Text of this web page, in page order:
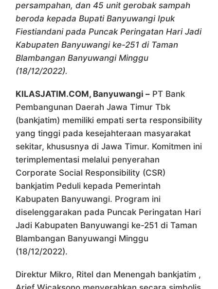
persampahan, dan 45 unit gerobak sampah
beroda kepada Bupati Banyuwangi Ipuk
Fiestiandani pada Puncak Peringatan Hari Jadi
Kabupaten Banyuwangi ke-251 di Taman
Blambangan Banyuwangi Minggu
(18/12/2022).
KILASJATIM.COM, Banyuwangi – PT Bank
Pembangunan Daerah Jawa Timur Tbk
(bankjatim) memiliki empati serta responsibility
yang tinggi pada kesejahteraan masyarakat
sekitar, khususnya di Jawa Timur. Komitmen ini
terimplementasi melalui penyerahan
Corporate Social Responsibility (CSR)
bankjatim Peduli kepada Pemerintah
Kabupaten Banyuwangi. Program ini
diselenggarakan pada Puncak Peringatan Hari
Jadi Kabupaten Banyuwangi ke-251 di Taman
Blambangan Banyuwangi Minggu
(18/12/2022).
Direktur Mikro, Ritel dan Menengah bankjatim ,